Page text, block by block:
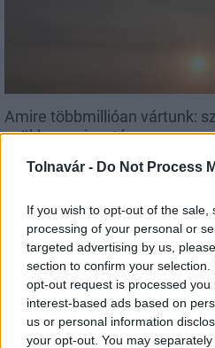
Tolnavár - Do Not Process
If you wish to opt-out of the
processing of your personal or
targeted advertising by us,
section to confirm your
opt-out request is processed you
interest-based ads based on
us or personal information
your opt-out. You may
Amire többmillióan vártunk:
csökken a riasztás
Helyi hírek